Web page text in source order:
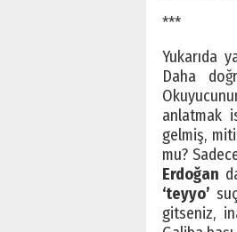
***
Yukarıda
Daha
anlatmak
gelmiş,
mu?
Erdoğan
‘teyyo’
gitseniz,